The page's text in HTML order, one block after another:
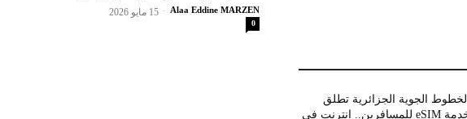
Alaa Eddine MARZEN
- 15 مايو 2026
0
الخطوط الجوية الجزائرية تطلق
خدمة eSIM للمسافرين.. انترنت في